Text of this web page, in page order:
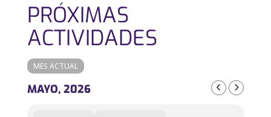
PRÓXIMAS
ACTIVIDADES
MES ACTUAL
MAYO, 2026